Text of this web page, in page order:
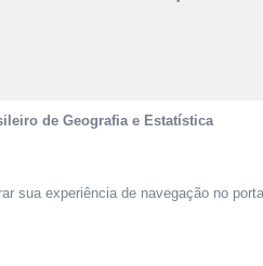
de Geografia e Estatística
sua experiência de navegação no